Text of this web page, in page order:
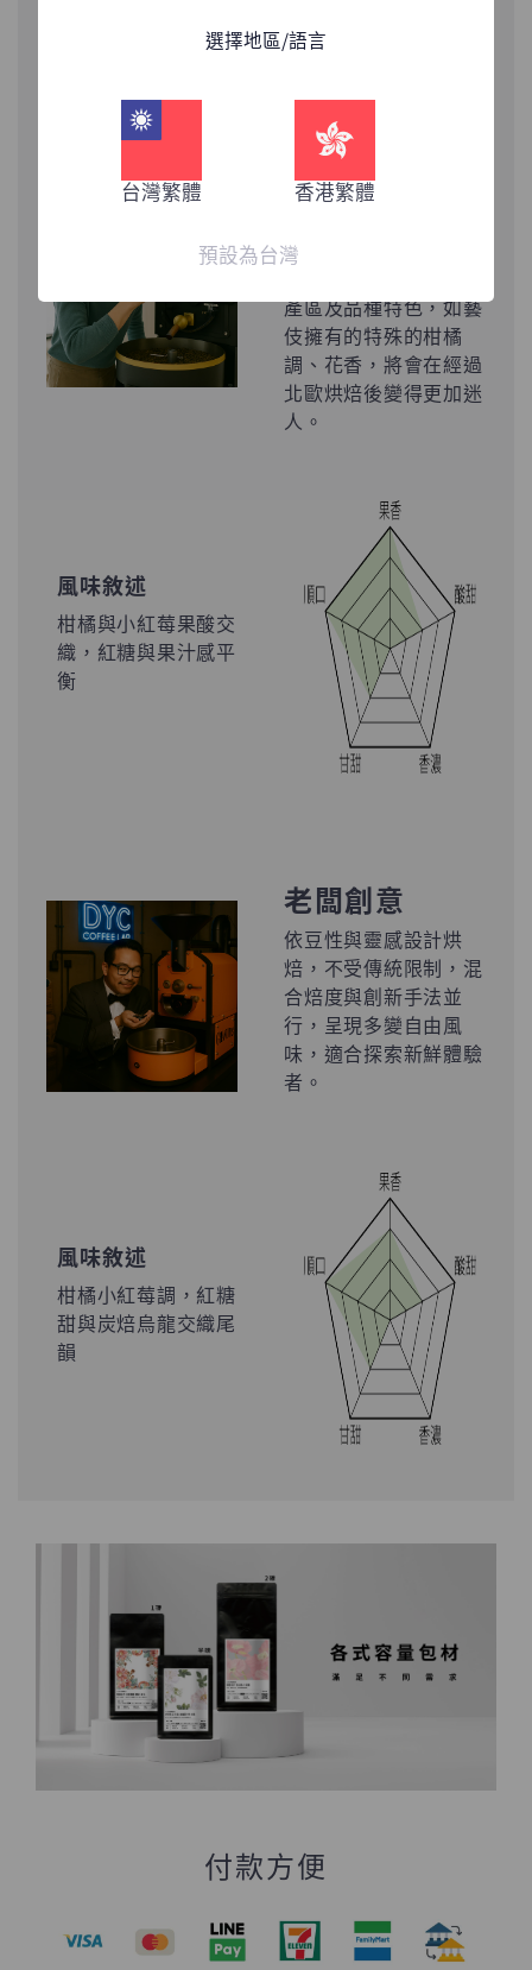
北歐快烘
擅長烈火輕烘焙，手法
香氣的呈現，保留著最
產區及品種特色，如藝
伎擁有的特殊的柑橘
調、花香，將會在經過
北歐烘焙後變得更加迷
人。
風味敘述
柑橘與小紅莓果酸交
織，紅糖與果汁感平
衡
老闆創意
依豆性與靈感設計烘
焙，不受傳統限制，混
合焙度與創新手法並
行，呈現多變自由風
味，適合探索新鮮體驗
者。
風味敘述
柑橘小紅莓調，紅糖
甜與炭焙烏龍交織尾
韻
付款方便
選擇地區/語言
台灣繁體 香港繁體
預設為台灣